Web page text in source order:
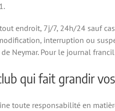
endroit, 7j/7, 24h/24 sauf
interruption ou
Neymar. Pour le journal
qui fait grandir
toute responsabilité en